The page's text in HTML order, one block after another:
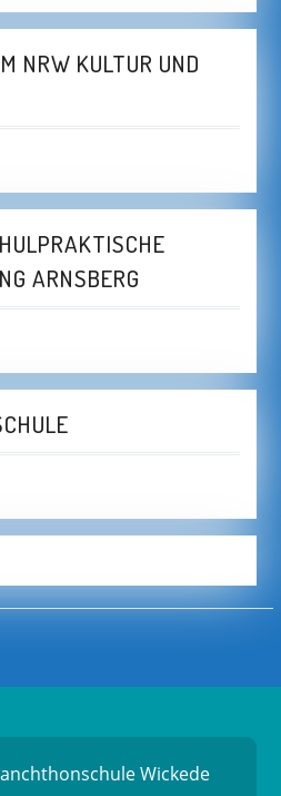
NRW KULTUR UND
ARNSBERG
Wickede